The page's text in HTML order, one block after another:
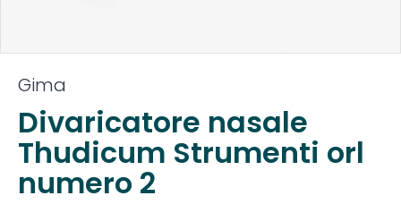
Gima
Divaricatore nasale
Thudicum Strumenti orl
numero 2